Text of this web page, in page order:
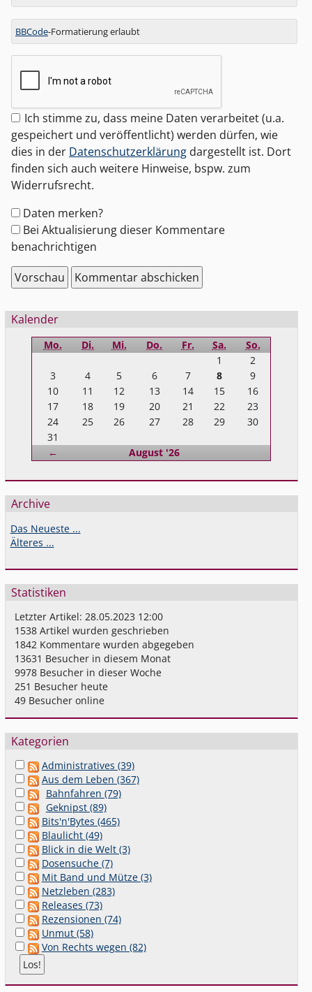
BBCode-Formatierung erlaubt
Ich stimme zu, dass meine Daten verarbeitet (u.a.
gespeichert und veröffentlicht) werden dürfen, wie
dies in der Datenschutzerklärung dargestellt ist. Dort
finden sich auch weitere Hinweise, bspw. zum
Widerrufsrecht.
Formular-
Optionen
Daten merken?
Bei Aktualisierung dieser Kommentare
benachrichtigen
Seitenleiste
Kalender
Mo. Di. Mi. Do. Fr. Sa. So.
← August '26
1
2
3
4 5 6 7 8
9
10
11 12 13 14 15
16
17
18 19 20 21 22
23
24
25 26 27 28 29
30
31
Archive
Das Neueste ...
Älteres ...
Statistiken
Letzter Artikel:28.05.2023 12:00
1538 Artikel wurden geschrieben
1842 Kommentare wurden abgegeben
13631 Besucher in diesem Monat
9978 Besucher in dieser Woche
251 Besucher heute
49 Besucher online
Kategorien
Administratives (39)
Aus dem Leben (367)
Bahnfahren (79)
Geknipst (89)
Bits'n'Bytes (465)
Blaulicht (49)
Blick in die Welt (3)
Dosensuche (7)
Mit Band und Mütze (3)
Netzleben (283)
Releases (73)
Rezensionen (74)
Unmut (58)
Von Rechts wegen (82)